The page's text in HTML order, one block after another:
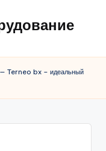
Terneo bx – идеальный